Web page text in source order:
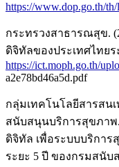
https://www.dop.go.th/
กระทรวงสาธารณสุข.
ดิจิทัลของประเทศไทยร
https://ict.moph.go.th/
a2e78bd46a5d.pdf
กลุ่มเทคโนโลยีสารสน
สนับสนุนบริการสุขภาพ
ดิจิทัล เพื่อระบบบริกา
ระยะ 5 ปี ของกรมสนับ